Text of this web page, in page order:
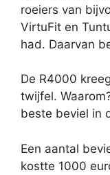
roeiers van
VirtuFit en
had. Daarvan
De R4000
twijfel.
beste beviel in
Een aantal
kostte 1000